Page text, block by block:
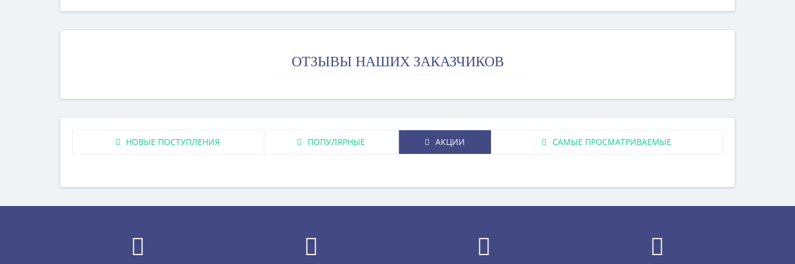
ОТЗЫВЫ НАШИХ ЗАКАЗЧИКОВ
НОВЫЕ ПОСТУПЛЕНИЯ ПОПУЛЯРНЫЕ АКЦИИ САМЫЕ ПРОСМАТРИВАЕМЫЕ